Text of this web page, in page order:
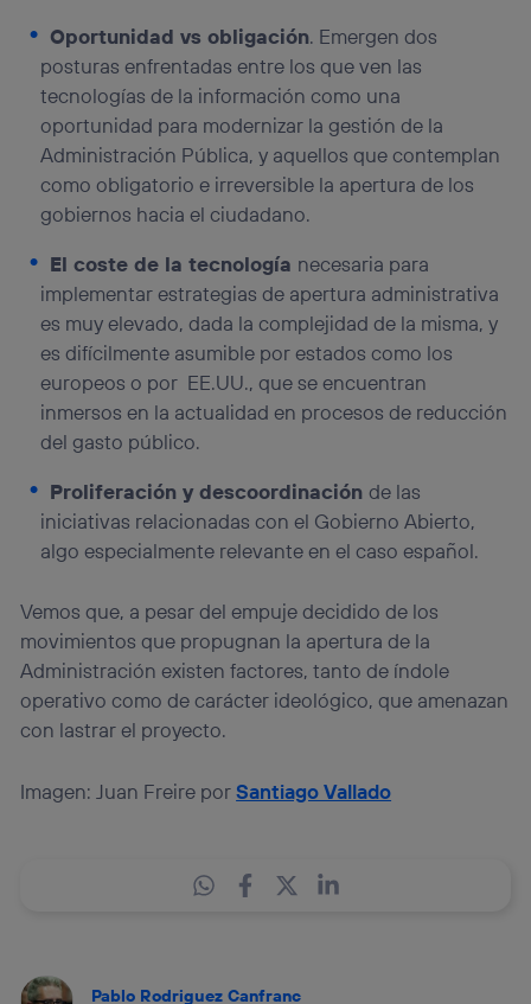
Oportunidad vs obligación. Emergen dos
posturas enfrentadas entre los que ven las
tecnologías de la información como una
oportunidad para modernizar la gestión de la
Administración Pública, y aquellos que contemplan
como obligatorio e irreversible la apertura de los
gobiernos hacia el ciudadano.
El coste de la tecnología necesaria para
implementar estrategias de apertura administrativa
es muy elevado, dada la complejidad de la misma, y
es difícilmente asumible por estados como los
europeos o por EE.UU., que se encuentran
inmersos en la actualidad en procesos de reducción
del gasto público.
Proliferación y descoordinaciónde las
iniciativas relacionadas con el Gobierno Abierto,
algo especialmente relevante en el caso español.
Vemos que, a pesar del empuje decidido de los
movimientos que propugnan la apertura de la
Administración existen factores, tanto de índole
operativo como de carácter ideológico, que amenazan
con lastrar el proyecto.
Imagen: Juan Freire porSantiago Vallado
Pablo Rodriguez Canfranc